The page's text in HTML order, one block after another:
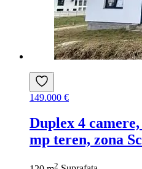
149.000 €
Duplex 4
mp teren, zona
2